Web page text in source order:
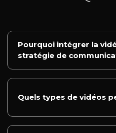
Pourquoi intégrer la
stratégie de
Quels types de vidéos